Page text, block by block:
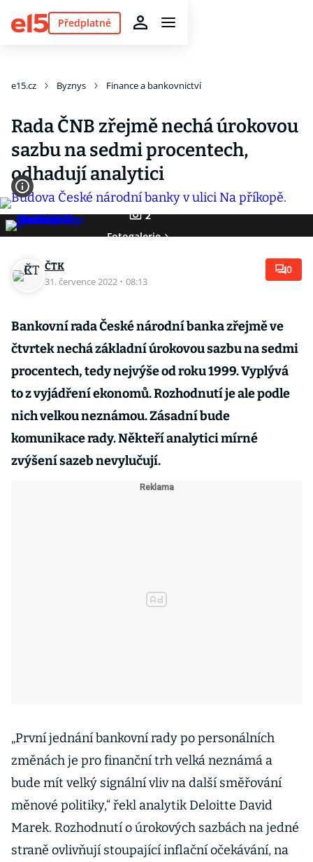
Předplatné
e15.cz Byznys Finance a bankovnictví
Rada ČNB zřejmě nechá úrokovou
sazbu na sedmi procentech,
odhadují analytici
2
Fotogalerie
ČTK
31. července 2022 · 08:13
0
Bankovní rada České národní banka zřejmě ve
čtvrtek nechá základní úrokovou sazbu na sedmi
procentech, tedy nejvýše od roku 1999. Vyplývá
to z vyjádření ekonomů. Rozhodnutí je ale podle
nich velkou neznámou. Zásadní bude
komunikace rady. Někteří analytici mírné
zvýšení sazeb nevylučují.
„První jednání bankovní rady po personálních
změnách je pro finanční trh velká neznámá a
bude mít velký signální vliv na další směřování
měnové politiky,“ řekl analytik Deloitte David
Marek. Rozhodnutí o úrokových sazbách na jedné
straně ovlivňují stoupající inflační očekávání, na